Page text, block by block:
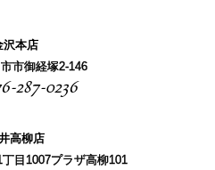
沢本店
市御経塚2-146
287-0236
高柳店
目1007プラザ高柳101